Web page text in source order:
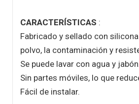
CARACTERÍSTICAS :
Fabricado y sellado con
polvo, la contaminación y
Se puede lavar con agua y jabón.
Sin partes móviles, lo que
Fácil de instalar.